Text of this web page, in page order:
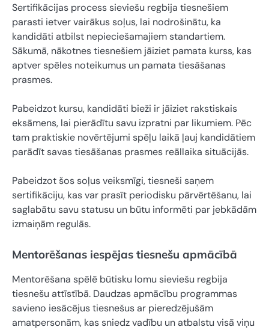
Sertifikācijas process sieviešu regbija tiesnešiem
parasti ietver vairākus soļus, lai nodrošinātu, ka
kandidāti atbilst nepieciešamajiem standartiem.
Sākumā, nākotnes tiesnešiem jāiziet pamata kurss, kas
aptver spēles noteikumus un pamata tiesāšanas
prasmes.
Pabeidzot kursu, kandidāti bieži ir jāiziet rakstiskais
eksāmens, lai pierādītu savu izpratni par likumiem. Pēc
tam praktiskie novērtējumi spēļu laikā ļauj kandidātiem
parādīt savas tiesāšanas prasmes reāllaika situācijās.
Pabeidzot šos soļus veiksmīgi, tiesneši saņem
sertifikāciju, kas var prasīt periodisku pārvērtēšanu, lai
saglabātu savu statusu un būtu informēti par jebkādām
izmaiņām regulās.
Mentorēšanas iespējas tiesnešu apmācībā
Mentorēšana spēlē būtisku lomu sieviešu regbija
tiesnešu attīstībā. Daudzas apmācību programmas
savieno iesācējus tiesnešus ar pieredzējušām
amatpersonām, kas sniedz vadību un atbalstu visā viņu